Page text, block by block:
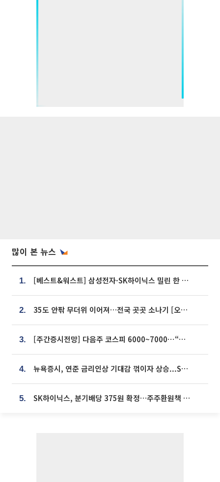
많이 본 뉴스
1. [베스트&워스트] 삼성전자·SK하이닉스 밀린 한 주…상상인증권은 85% 급등
2. 35도 안팎 무더위 이어져…전국 곳곳 소나기 [오늘 날씨]
3. [주간증시전망] 다음주 코스피 6000~7000⋯“外人 수급은 정책이 변수”
4. 뉴욕증시, 연준 금리인상 기대감 꺾이자 상승...S&P500 사상 최고치 [종합]
5. SK하이닉스, 분기배당 375원 확정…주주환원책 9월로 앞당겨 발표